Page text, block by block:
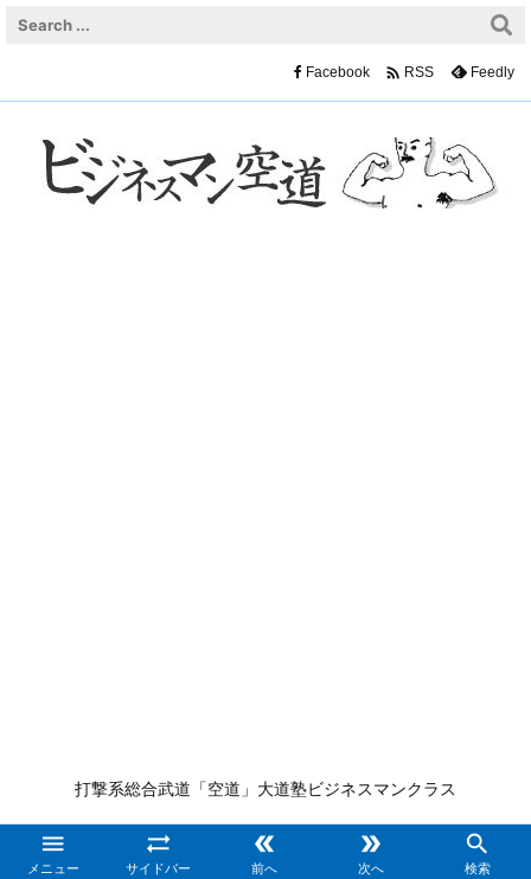
打撃系総合武道「空道」大道塾ビジネスマンクラス

メニュー

サイドバー

前へ

次へ

検索
Facebook  RSS Feedly